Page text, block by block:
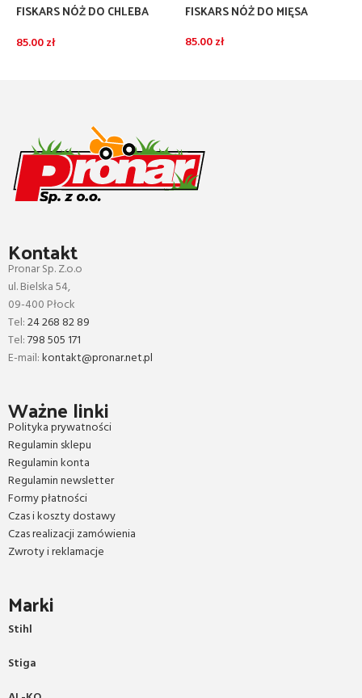
FISKARS NÓŻ DO CHLEBA
85.00zł
FISKARS NÓŻ DO MIĘSA
85.00zł
Kontakt
Pronar Sp. Z.o.o
ul. Bielska 54,
09-400 Płock
Tel:24 268 82 89
Tel:798 505 171
E-mail:kontakt@pronar.net.pl
Ważne linki
Polityka prywatności
Regulamin sklepu
Regulamin konta
Regulamin newsletter
Formy płatności
Czas i koszty dostawy
Czas realizacji zamówienia
Zwroty i reklamacje
Marki
Stihl
Stiga